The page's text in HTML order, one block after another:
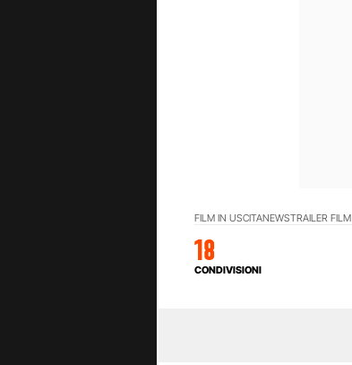
FILM IN USCITANEWSTRAILER FILM
18
CONDIVISIONI